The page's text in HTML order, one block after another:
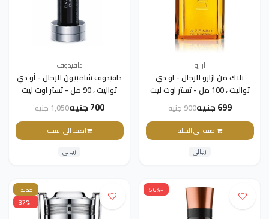
ازارو
بلاك من ازارو للرجال - او دي
تواليت ، 100 مل - تستر اوت ليت
699 جنيه 900 جنيه
اضف الى السلة
رجالى
دافيدوف
دافيدوف شامبيون للرجال - أو دي
تواليت ، 90 مل - تستر اوت ليت
700 جنيه 1,050 جنيه
اضف الى السلة
رجالى
-56%
جديد
-37%